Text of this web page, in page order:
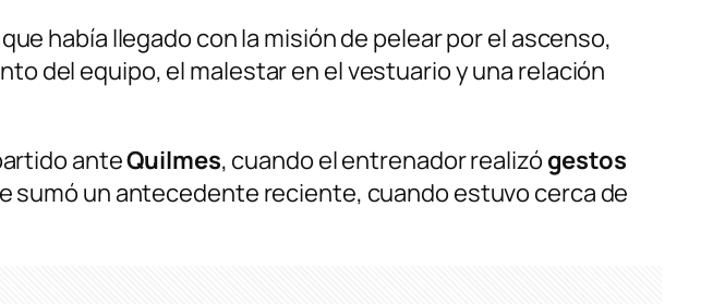
que había llegado con la misión de pelear por el ascenso,
del equipo, el malestar en el vestuario y una relación
anteQuilmes, cuando el entrenador realizó gestos
sumó un antecedente reciente, cuando estuvo cerca de